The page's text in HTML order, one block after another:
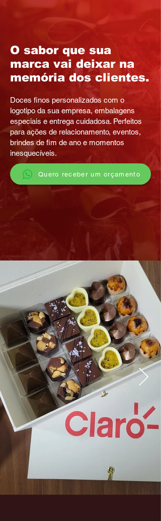
O sabor que sua
marca vai deixar na
memória dos clientes.
Doces finos personalizados com o
logotipo da sua empresa, embalagens
especiais e entrega cuidadosa. Perfeitos
para ações de relacionamento, eventos,
brindes de fim de ano e momentos
inesquecíveis.
Quero receber um orçamento